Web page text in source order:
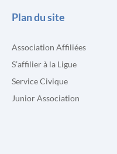
Plan du site
Association Affiliées
S’affilier à la Ligue
Service Civique
Junior Association